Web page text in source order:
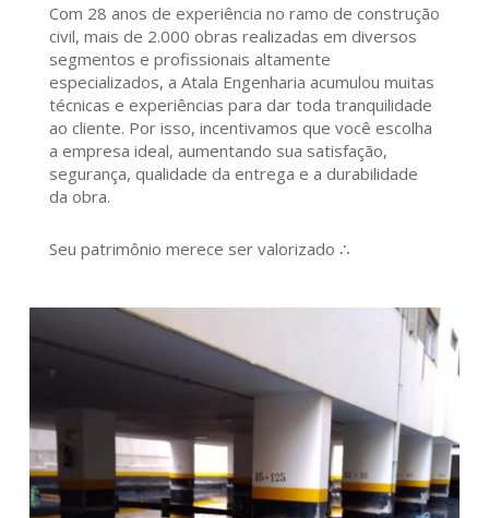
Com 28 anos de experiência no ramo de construção
civil, mais de 2.000 obras realizadas em diversos
segmentos e profissionais altamente
especializados, a Atala Engenharia acumulou muitas
técnicas e experiências para dar toda tranquilidade
ao cliente. Por isso, incentivamos que você escolha
a empresa ideal, aumentando sua satisfação,
segurança, qualidade da entrega e a durabilidade
da obra.
Seu patrimônio merece ser valorizado ∴